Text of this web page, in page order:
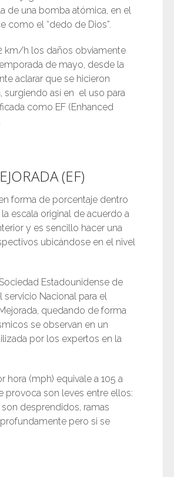
de una bomba atómica, en el
como el “dedo de Dios”.
km/h los daños obviamente
de mayo, desde la
aclarar que se hicieron
surgiendo así en el uso para
como EF (Enhanced
(EF)
forma de porcentaje dentro
escala original de acuerdo a
y es sencillo hacer una
ubicándose en el nivel
Estadounidense de
servicio Nacional para el
quedando de forma
se observan en un
por los expertos en la
hora (mph) equivale a 105 a
provoca son leves entre ellos:
desprendidos, ramas
pero si se